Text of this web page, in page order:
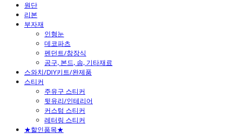
원단
리본
부자재
인형눈
데코파츠
펜던트/참장식
공구, 본드, 솜, 기타재료
스와치/DIY키트/완제품
스티커
주유구 스티커
뒷유리/인테리어
커스텀 스티커
레터링 스티커
★할인품목★